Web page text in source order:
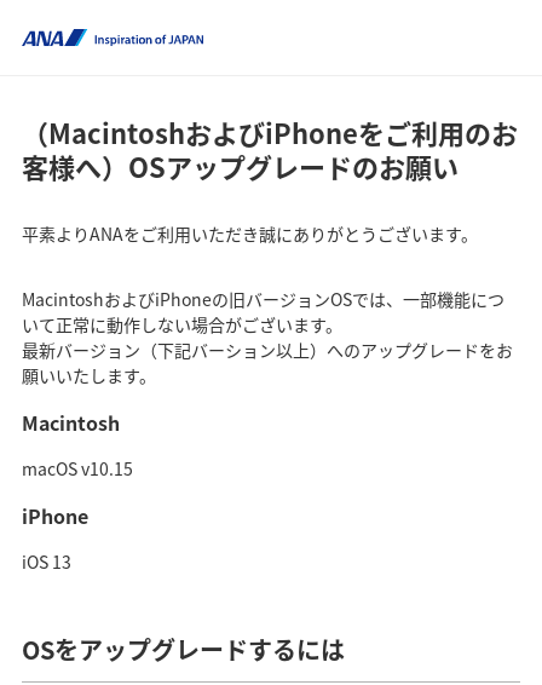
（MacintoshおよびiPhoneをご利用のお
客様へ）OSアップグレードのお願い
平素よりANAをご利用いただき誠にありがとうございます。
MacintoshおよびiPhoneの旧バージョンOSでは、一部機能につ
いて正常に動作しない場合がございます。
最新バージョン（下記バーション以上）へのアップグレードをお
願いいたします。
Macintosh
macOS v10.15
iPhone
iOS 13
OSをアップグレードするには